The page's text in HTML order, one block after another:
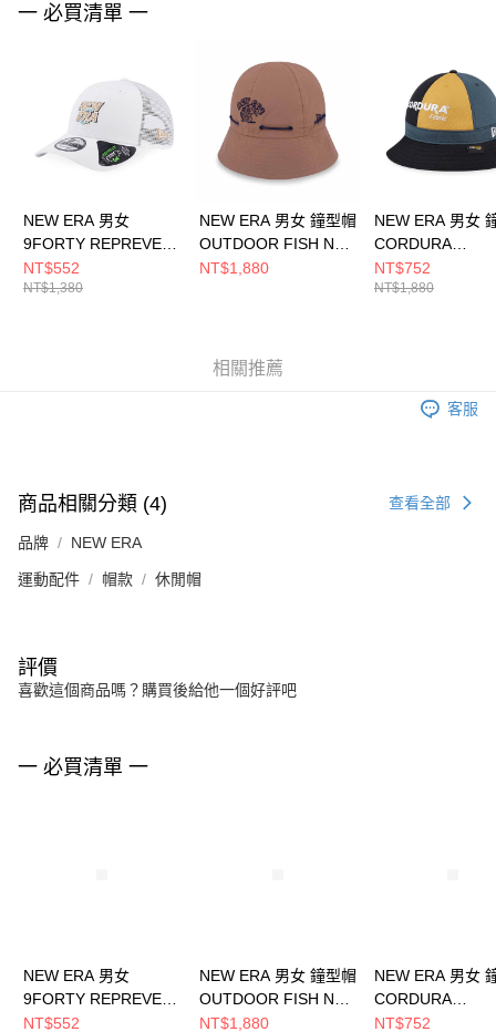
４．使用「AFTEE先享後付」時，將依據個別帳號之用戶狀況，依本公司即
５．嚴禁一人註冊多個帳號或使用他人資訊註冊。若發現惡意使用之情形，
恩沛科技股份有限公司將有權停止該用戶之使用額度並採取法律行動。
一 必買清單 一
NEW ERA 男女
9FORTY REPREVER
& MESH
COLLECTION
NT$552
NT$1,380
NEW ERA 男女 鐘型帽
OUTDOOR FISH NET
NEW ERA 卡其
NT$1,880
NEW ERA 男女
CORDURA
RECYCLED
COLLECTION
NT$752
NT$1,880
相關推薦
客服
商品相關分類 (4) 查看全部
品牌 NEW ERA
運動配件 帽款 休閒帽
評價
喜歡這個商品嗎？購買後給他一個好評吧
一 必買清單 一
NEW ERA 男女
9FORTY REPREVER
& MESH
NT$552
NEW ERA 男女 鐘型帽
OUTDOOR FISH NET
NEW ERA 卡其
NT$1,880
NEW ERA 男女
CORDURA
RECYCLED
NT$752